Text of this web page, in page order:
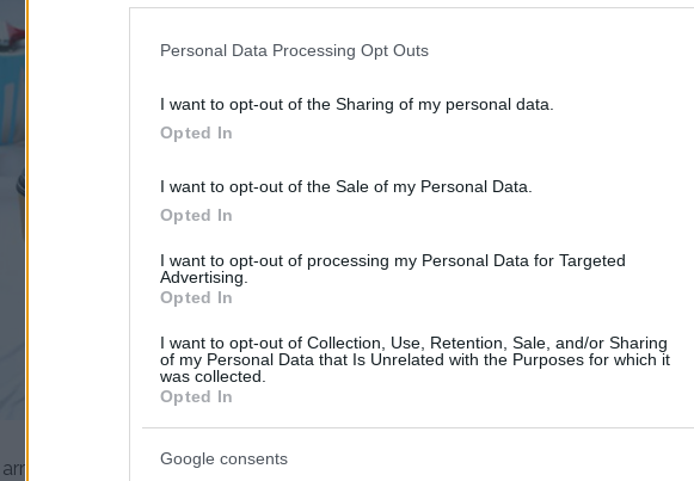
Personal Data Processing Opt Outs
I want to opt-out of the Sharing of my personal data.
Opted In
I want to opt-out of the Sale of my Personal Data.
Opted In
I want to opt-out of processing my Personal Data for Targeted
Advertising.
Opted In
I want to opt-out of Collection, Use, Retention, Sale, and/or Sharing
of my Personal Data that Is Unrelated with the Purposes for which it
was collected.
Opted In
Google consents
is fény derült, hogy a megkérdezett ingatlantulajdonosok kétharmada